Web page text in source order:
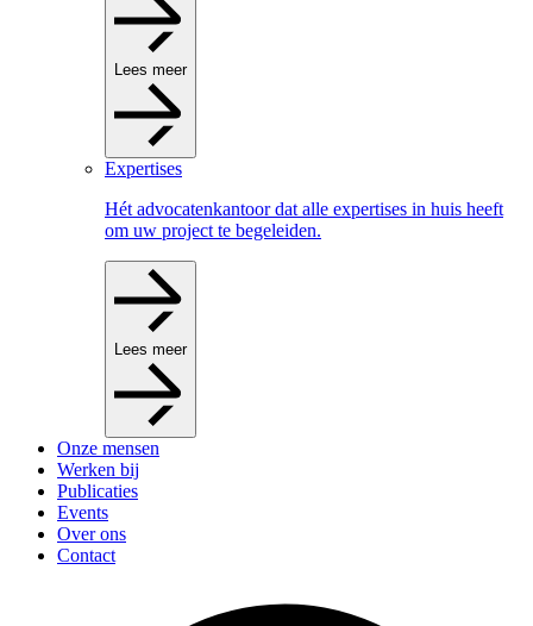
Lees meer
Expertises
Hét advocatenkantoor dat alle expertises in huis heeft
om uw project te begeleiden.
Lees meer
Onze mensen
Werken bij
Publicaties
Events
Over ons
Contact